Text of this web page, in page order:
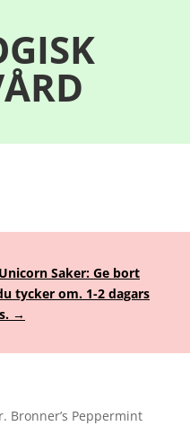
Saker: Ge bort
tycker om. 1-2 dagars
→
Bronner’s Peppermint